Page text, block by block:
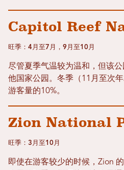
Capitol Reef
旺季：4月至7月，9月至10月
尽管夏季气温较为温和，但该
他国家公园。冬季（11月至次
游客量的10%。
Zion National
旺季：3月至10月
即使在游客较少的时候，Zion